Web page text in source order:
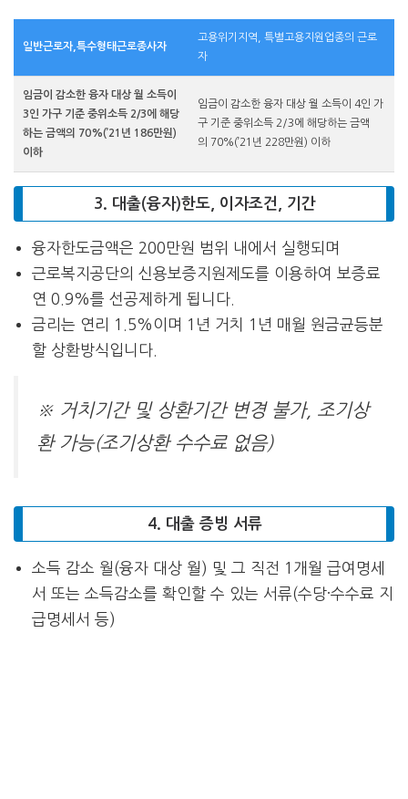
일반근로자,특수형태근로종사자
고용위기지역, 특별고용지원업종의 근로
자
임금이 감소한 융자 대상 월 소득이
3인 가구 기준 중위소득 2/3에 해당
하는 금액의 70%(’21년 186만원)
이하
임금이 감소한 융자 대상 월 소득이 4인 가
구 기준 중위소득 2/3에 해당하는 금액
의 70%(’21년 228만원) 이하
3. 대출(융자)한도, 이자조건, 기간
융자한도금액은 200만원 범위 내에서 실행되며
근로복지공단의 신용보증지원제도를 이용하여 보증료
연 0.9%를 선공제하게 됩니다.
금리는 연리 1.5%이며 1년 거치 1년 매월 원금균등분
할 상환방식입니다.
※ 거치기간 및 상환기간 변경 불가, 조기상
환 가능(조기상환 수수료 없음)
4. 대출 증빙 서류
소득 감소 월(융자 대상 월) 및 그 직전 1개월 급여명세
서 또는 소득감소를 확인할 수 있는 서류(수당·수수료 지
급명세서 등)